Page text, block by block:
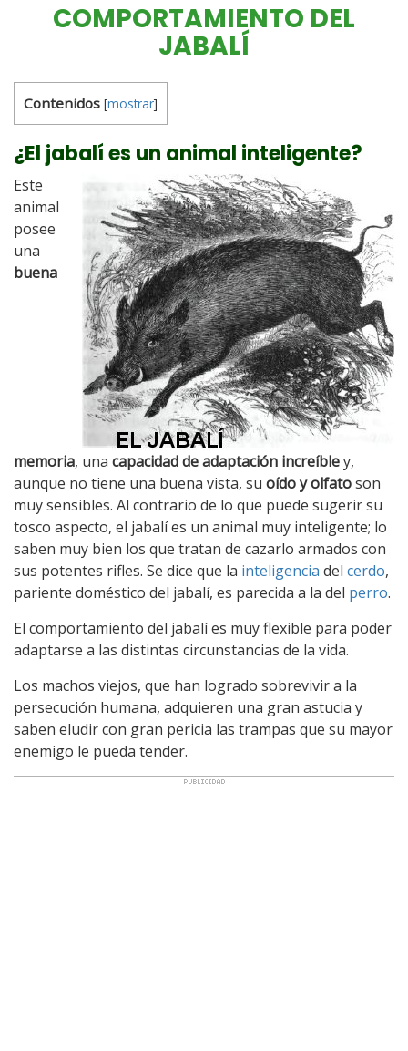
COMPORTAMIENTO DEL
JABALÍ
Contenidos [mostrar]
¿El jabalí es un animal inteligente?
Este
animal
posee
una
buena
memoria, una capacidad de adaptación increíbley,
aunque no tiene una buena vista, su oído y olfatoson
muy sensibles. Al contrario de lo que puede sugerir su
tosco aspecto, el jabalí es un animal muy inteligente; lo
saben muy bien los que tratan de cazarlo armados con
sus potentes rifles. Se dice que la inteligencia del cerdo,
pariente doméstico del jabalí, es parecida a la del perro.
El comportamiento del jabalí es muy flexible para poder
adaptarse a las distintas circunstancias de la vida.
Los machos viejos, que han logrado sobrevivir a la
persecución humana, adquieren una gran astucia y
saben eludir con gran pericia las trampas que su mayor
enemigo le pueda tender.